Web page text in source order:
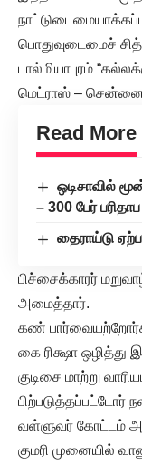
பொதுவுடைமைச்
டால்மியாபுரம்
மெட்ராஸ் – சென்னை
Read More
ஒடிசாவில்
– 300 பேர் பரிதாப
தைராய்டு
பிச்சைக்காரர்
அமைத்தார்.
கண்
கை ரிக்ஷா ஒழித்து
குடிசை மாற்று
பிற்படுத்தப்பட்டோர்
வள்ளுவர் கோட்டம்
குமரி முனையில்